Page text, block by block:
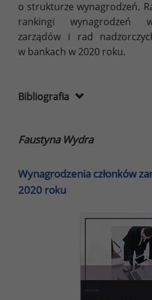
o strukturze wynagrodzeń.
rankingi wynagrodzeń
zarządów i rad
w bankach w 2020 roku.
Bibliografia
Faustyna Wydra
Wynagrodzenia członków
2020 roku